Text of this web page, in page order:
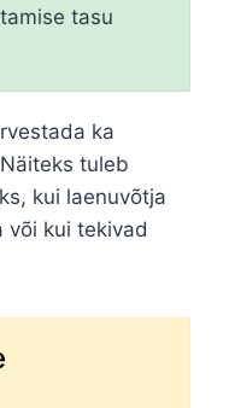
tasu
ka
tuleb
kui laenuvõtja
või kui tekivad